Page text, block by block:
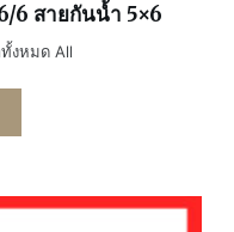
6 สายกันน้ำ 5×6
งหมด All